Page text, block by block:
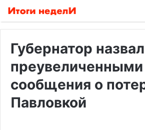
Губернатор назвал
преувеличенными
сообщения о
Павловкой